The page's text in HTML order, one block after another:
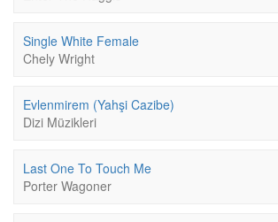
Single White Female
Chely Wright
Evlenmirem (Yahşi Cazibe)
Dizi Müzikleri
Last One To Touch Me
Porter Wagoner